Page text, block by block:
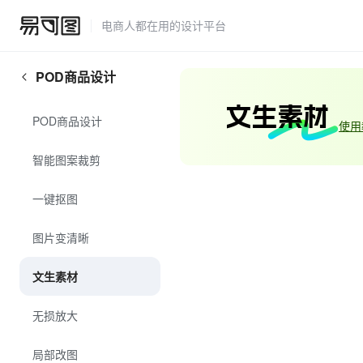
电商人都在用的设计平台
POD商品设计
POD商品设计
智能图案裁剪
一键抠图
图片变清晰
文生素材
无损放大
局部改图
文生素材 使